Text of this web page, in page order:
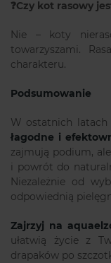
❓Czy kot rasowy
Nie – koty
towarzyszami.
charakteru.
Podsumowanie
W ostatnich latach
łagodne i
zajmują podium,
i powrót do
Niezależnie od
odpowiednią
Zajrzyj na
ułatwią życie z
drapaków po